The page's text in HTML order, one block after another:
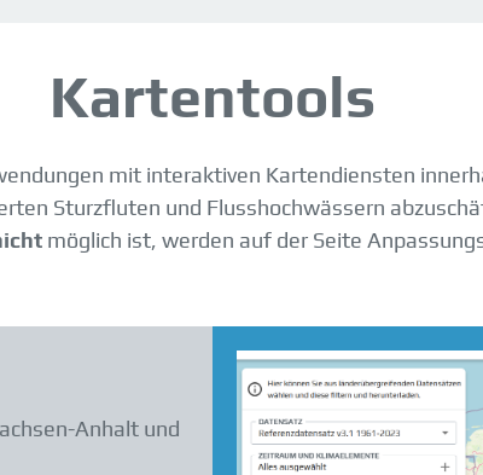
Kartentools
mit interaktiven Kartendiensten
Sturzfluten und Flusshochwässern
möglich ist, werden auf der Seite
Anhalt und